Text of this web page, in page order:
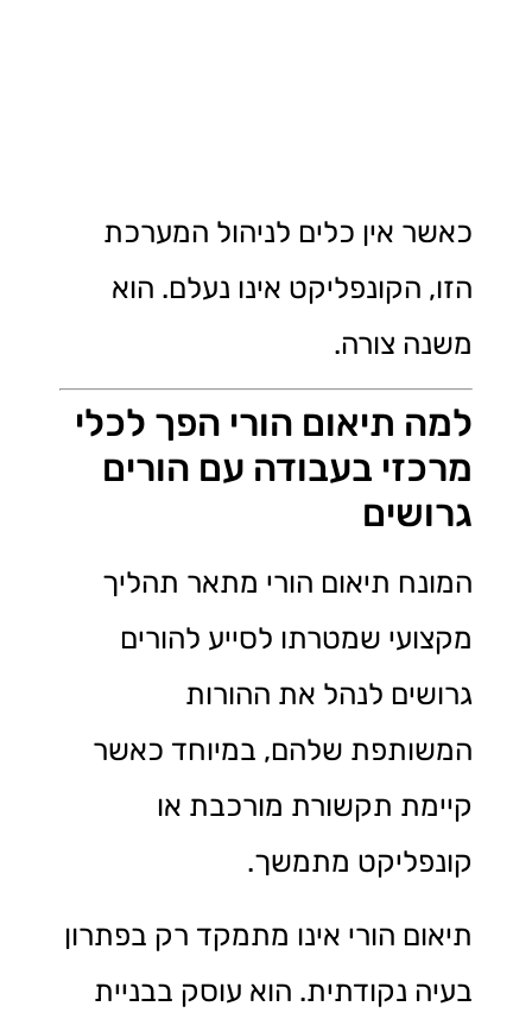
כאשר אין כלים לניהול המערכת
הזו, הקונפליקט אינו נעלם. הוא
משנה צורה.
למה תיאום הורי הפך לכלי
מרכזי בעבודה עם הורים
גרושים
המונח תיאום הורי מתאר תהליך
מקצועי שמטרתו לסייע להורים
גרושים לנהל את ההורות
המשותפת שלהם, במיוחד כאשר
קיימת תקשורת מורכבת או
קונפליקט מתמשך.
תיאום הורי אינו מתמקד רק בפתרון
בעיה נקודתית. הוא עוסק בבניית